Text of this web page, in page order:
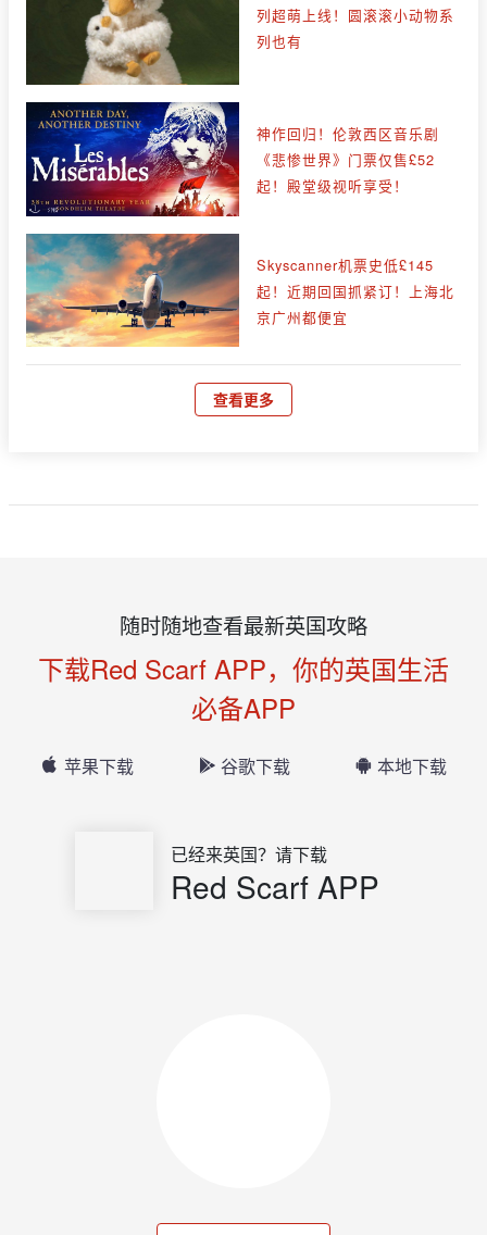
列超萌上线！圆滚滚小动物系
列也有
神作回归！伦敦西区音乐剧
《悲惨世界》门票仅售£52
起！殿堂级视听享受！
Skyscanner机票史低£145
起！近期回国抓紧订！上海北
京广州都便宜
查看更多
随时随地查看最新英国攻略
下载Red Scarf APP，你的英国生活
必备APP
苹果下载 谷歌下载 本地下载
已经来英国？请下载
Red Scarf APP